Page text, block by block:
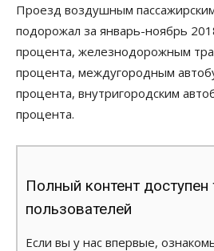
Проезд воздушным
подорожал за январь-ноябрь
процента, железнодорожным
процента, междугородным
процента, внутригородским
процента.
Полный контент доступен
пользователей
Если вы у нас впервые,